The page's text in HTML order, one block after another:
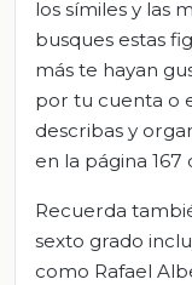
los símiles y las
busques estas
más te hayan
por tu cuenta o
describas y
en la página
Recuerda
sexto grado
como Rafael